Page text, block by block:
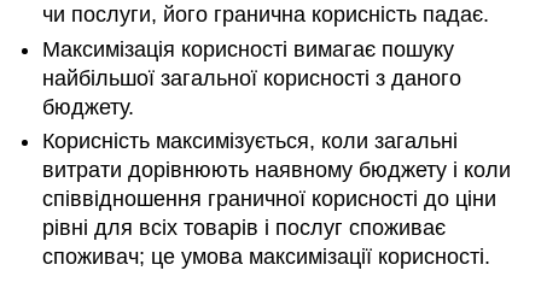
чи послуги, його гранична корисність падає.
Максимізація корисності вимагає пошуку
найбільшої загальної корисності з даного
бюджету.
Корисність максимізується, коли загальні
витрати дорівнюють наявному бюджету і коли
співвідношення граничної корисності до ціни
рівні для всіх товарів і послуг споживає
споживач; це умова максимізації корисності.